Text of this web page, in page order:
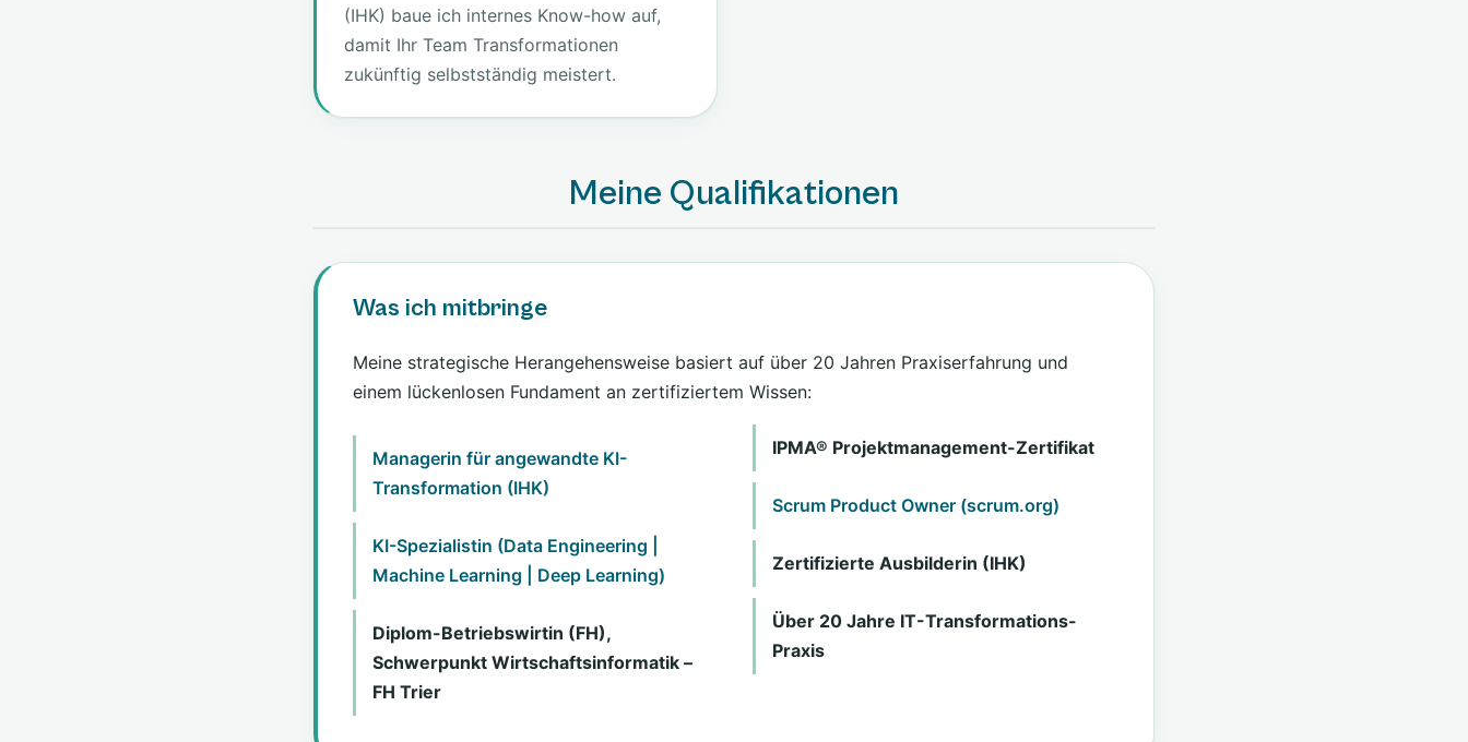
(IHK) baue ich internes Know-how auf,
damit Ihr Team Transformationen
zukünftig selbstständig meistert.
Meine Qualifikationen
Was ich mitbringe
Meine strategische Herangehensweise basiert auf über 20 Jahren Praxiserfahrung und
einem lückenlosen Fundament an zertifiziertem Wissen:
Managerin für angewandte KI-
Transformation (IHK)
KI-Spezialistin (Data Engineering |
Machine Learning | Deep Learning)
Diplom-Betriebswirtin (FH),
Schwerpunkt Wirtschaftsinformatik –
FH Trier
IPMA® Projektmanagement-Zertifikat
Scrum Product Owner (scrum.org)
Zertifizierte Ausbilderin (IHK)
Über 20 Jahre IT-Transformations-
Praxis